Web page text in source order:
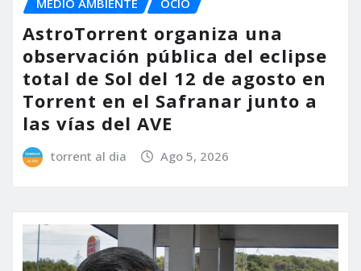
MEDIO AMBIENTE OCIO
AstroTorrent organiza una
observación pública del eclipse
total de Sol del 12 de agosto en
Torrent en el Safranar junto a
las vías del AVE
torrent al dia Ago 5, 2026